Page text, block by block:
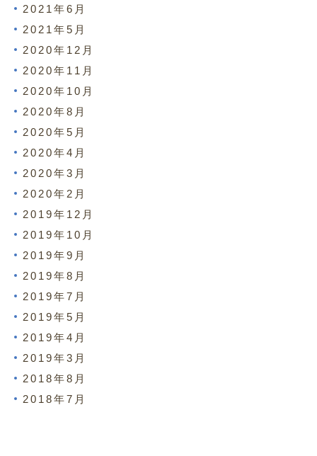
2021年6月
2021年5月
2020年12月
2020年11月
2020年10月
2020年8月
2020年5月
2020年4月
2020年3月
2020年2月
2019年12月
2019年10月
2019年9月
2019年8月
2019年7月
2019年5月
2019年4月
2019年3月
2018年8月
2018年7月